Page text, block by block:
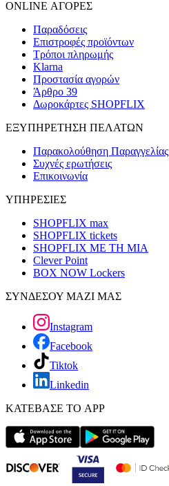
ONLINE ΑΓΟΡΕΣ
Παραδόσεις
Επιστροφές προϊόντων
Τρόποι πληρωμής
Klarna
Προστασία αγορών
Άρθρο 39
Δωροκάρτες SHOPFLIX
ΕΞΥΠΗΡΕΤΗΣΗ ΠΕΛΑΤΩΝ
Παρακολούθηση Παραγγελίας
Συχνές ερωτήσεις
Επικοινωνία
ΥΠΗΡΕΣΙΕΣ
SHOPFLIX max
SHOPFLIX tickets
SHOPFLIX ΜΕ ΤΗ ΜΙΑ
Clever Point
BOX NOW Lockers
ΣΥΝΔΕΣΟΥ ΜΑΖΙ ΜΑΣ
Instagram
Facebook
Tiktok
Linkedin
ΚΑΤΕΒΑΣΕ ΤΟ APP